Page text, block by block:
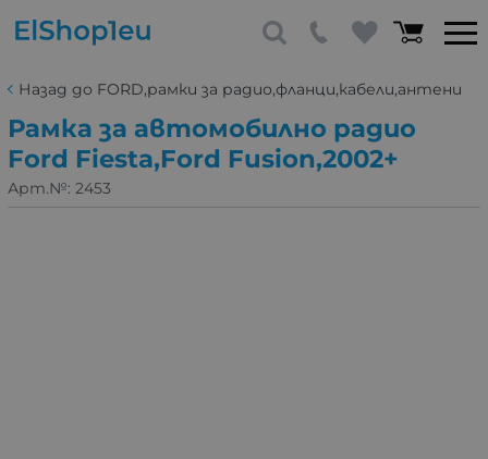
Назад до FORD,рамки за радио,фланци,кабели,антени
Рамка за автомобилно радио
Ford Fiesta,Ford Fusion,2002+
Арт.№: 2453